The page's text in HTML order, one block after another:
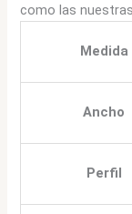
como las nuestras.
Medida
Ancho
Perfil